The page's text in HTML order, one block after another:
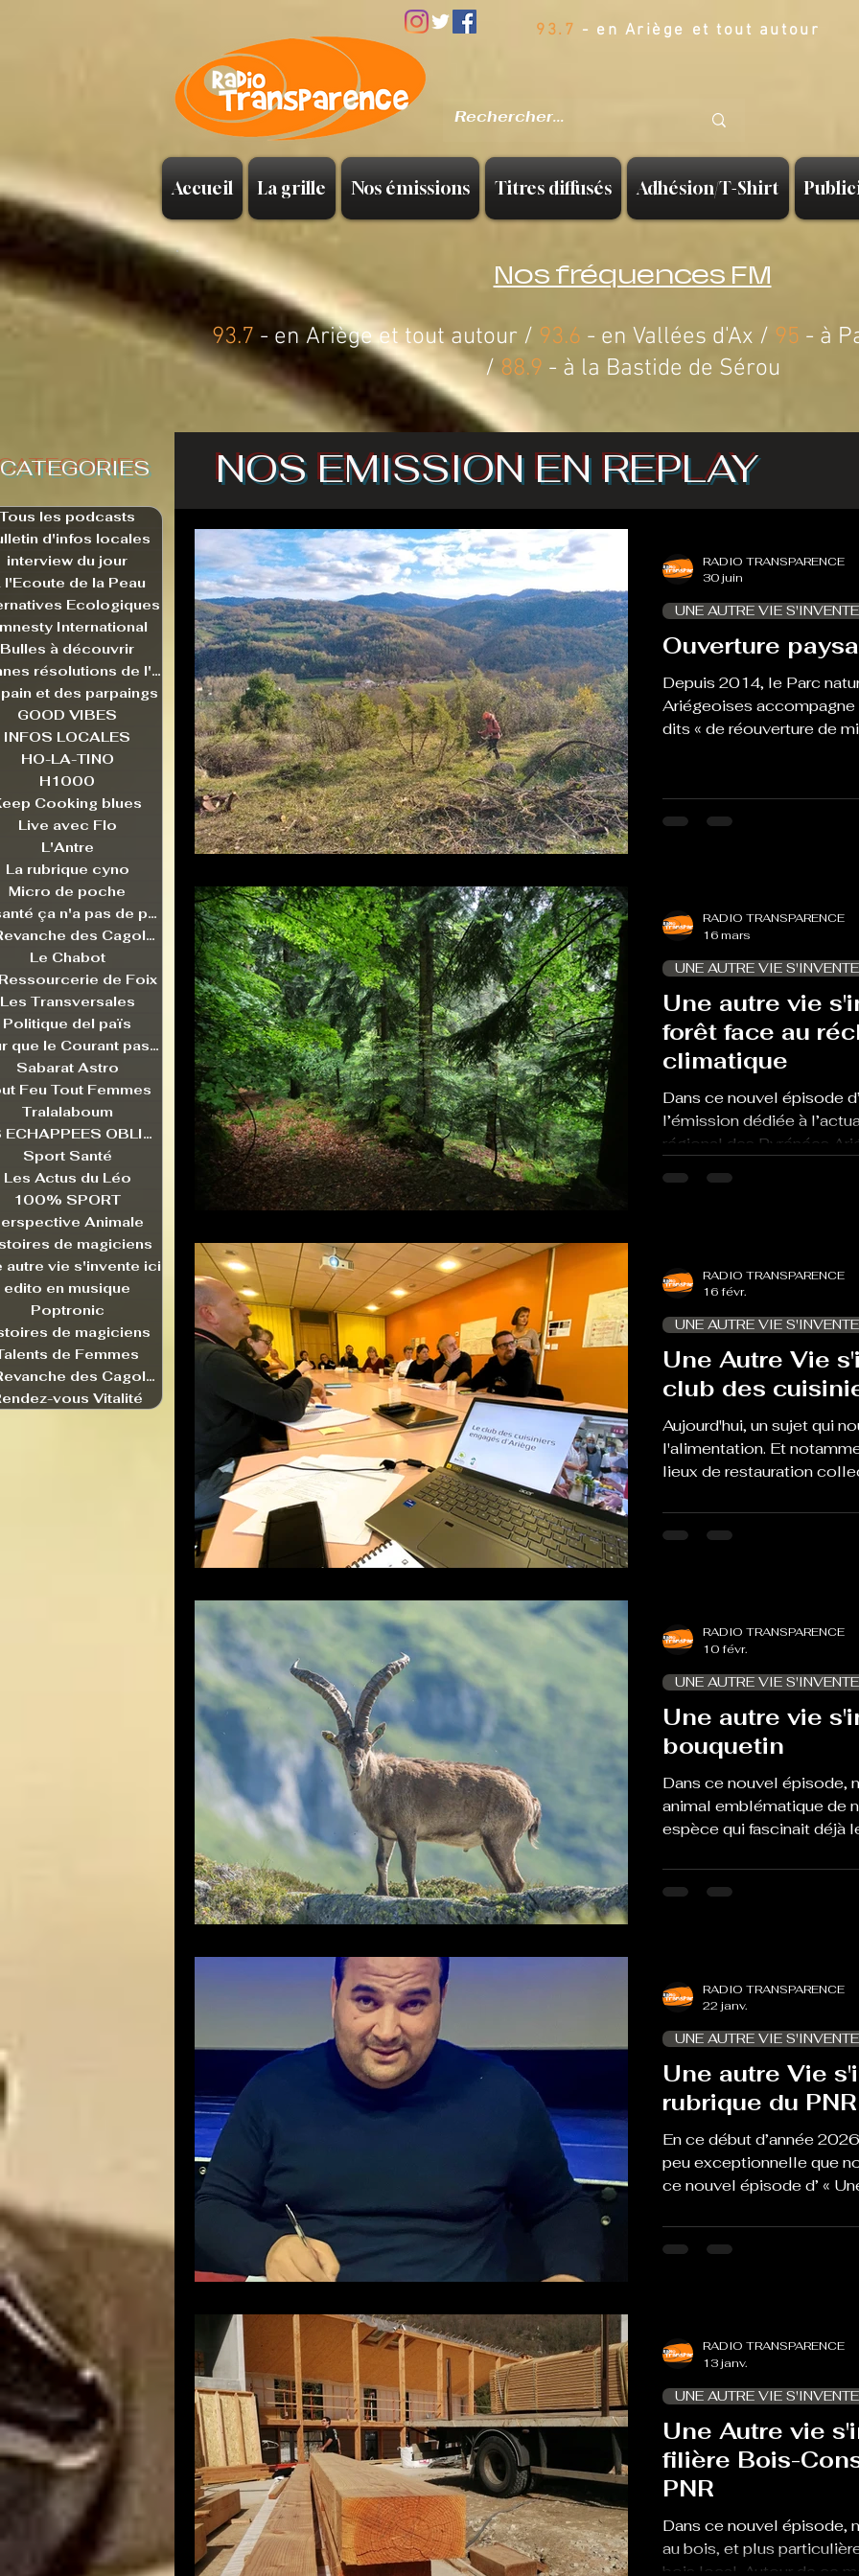
Accueil La grille Nos émissions Titres diffusés Adhésion/T-Shirt
93.7 - en Ariège et tout autour
Nos fréquences FM
93.7 - en Ariège et tout autour / 93.6 - en Vallées d'Ax / 95 - à
/88.9 - à la Bastide de Sérou
CATEGORIES
Tous les podcasts
d'infos locales
interview du jour
l'Ecoute de la Peau
Ecologiques
International
Bulles à découvrir
Bonnes résolutions de l'autruche
et des parpaings
GOOD VIBES
INFOS LOCALES
HO-LA-TINO
H1000
Cooking blues
Live avec Flo
L'Antre
La rubrique cyno
Micro de poche
La santé ça n'a pas de prix
La Revanche des Cagoles
Le Chabot
de Foix
Les Transversales
Politique del païs
Pour que le Courant passe entre nou
Sabarat Astro
Feu Tout Femmes
Tralalaboum
LES ECHAPPEES OBLIQUES
Sport Santé
Les Actus du Léo
100% SPORT
Animale
de magiciens
autre vie s'invente ici
edito en musique
Poptronic
de magiciens
de Femmes
La Revanche des Cagoles
vous Vitalité
Ouverture
Depuis 2014, le Parc
Ariégeoises
dits « de réouverture de
parole aux éleveurs et
ainsi qu'aux scientifiques
UNE AUTRE VIE
RADIO TRANSPARENCE
30 juin
Une autre vie
forêt face au
climatique
Dans ce nouvel épisode
l’émission dédiée à
régional des Pyrénées
forêt. Il faut savoir
forestière. Nous en
UNE AUTRE VIE
RADIO TRANSPARENCE
16 mars
Une Autre Vie
club des
Aujourd'hui, un sujet qui
l'alimentation. Et
lieux de restauration
c'est le cas de le dire,
chargée de mission
centrale de l
UNE AUTRE VIE
RADIO TRANSPARENCE
16 févr.
Une autre vie
bouquetin
Dans ce nouvel épisode,
animal emblématique de
espèce qui fascinait déjà
notamment. Il s’agit du
nous accueillons Julien
UNE AUTRE VIE
RADIO TRANSPARENCE
10 févr.
Une autre Vie
rubrique du PNR
En ce début d’année
peu exceptionnelle que
ce nouvel épisode d’ «
Radio Transparence à
Ferme d’Icart qui est le
2026 du PNR.
UNE AUTRE VIE
RADIO TRANSPARENCE
22 janv.
Une Autre vie
filière Bois-
PNR
Dans ce nouvel épisode,
au bois, et plus
bois local. Autour de ce
UNE AUTRE VIE
RADIO TRANSPARENCE
13 janv.
NOS EMISSION EN REPLAY